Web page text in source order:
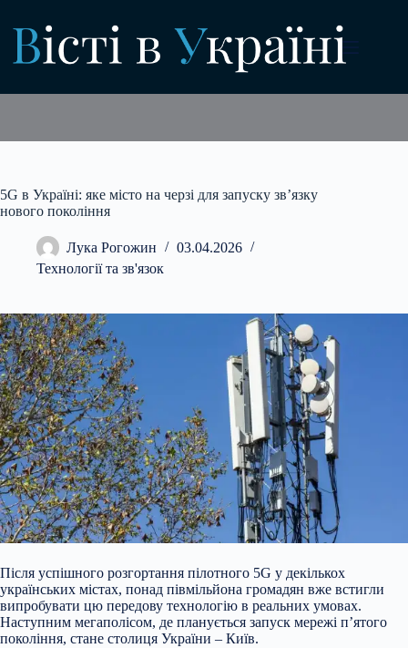
вмісту
5G в Україні: яке місто на черзі для запуску зв’язку
нового покоління
Лука Рогожин
03.04.2026
Технології та зв'язок
Після успішного розгортання пілотного 5G у декількох
українських містах, понад півмільйона громадян вже встигли
випробувати цю передову технологію в реальних умовах.
Наступним мегаполісом, де планується запуск мережі п’ятого
покоління, стане столиця України – Київ.